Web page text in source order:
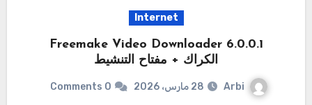
Internet
Freemake Video Downloader 6.0.0.1
الكراك + مفتاح التنشيط
Arbi 28 مارس، 2026 0 Comments